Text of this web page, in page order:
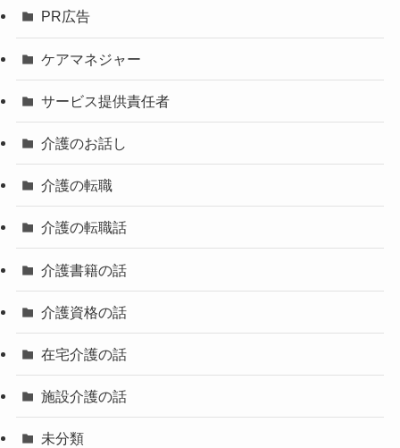
PR広告
ケアマネジャー
サービス提供責任者
介護のお話し
介護の転職
介護の転職話
介護書籍の話
介護資格の話
在宅介護の話
施設介護の話
未分類